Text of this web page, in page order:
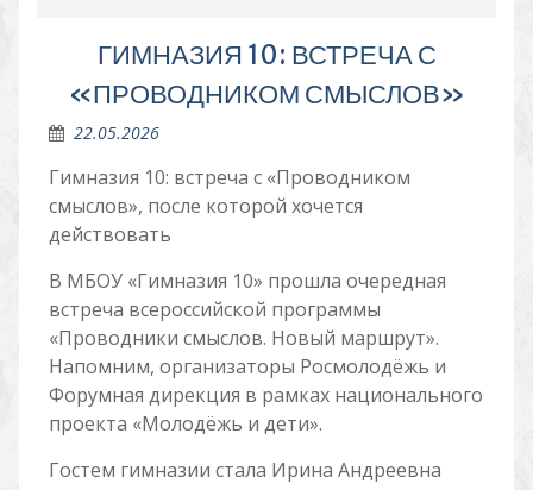
ГИМНАЗИЯ 10: ВСТРЕЧА С
«ПРОВОДНИКОМ СМЫСЛОВ»
22.05.2026
Гимназия 10: встреча с «Проводником
смыслов», после которой хочется
действовать
В МБОУ «Гимназия 10» прошла очередная
встреча всероссийской программы
«Проводники смыслов. Новый маршрут».
Напомним, организаторы Росмолодёжь и
Форумная дирекция в рамках национального
проекта «Молодёжь и дети».
Гостем гимназии стала Ирина Андреевна